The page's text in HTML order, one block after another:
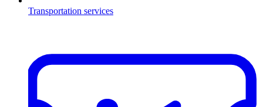
Transportation services